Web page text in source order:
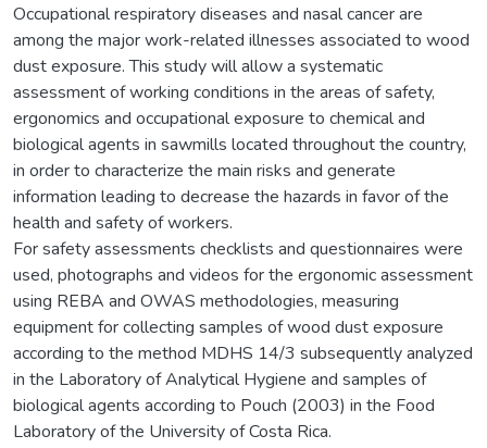
Occupational respiratory diseases and nasal cancer are
among the major work-related illnesses associated to wood
dust exposure. This study will allow a systematic
assessment of working conditions in the areas of safety,
ergonomics and occupational exposure to chemical and
biological agents in sawmills located throughout the country,
in order to characterize the main risks and generate
information leading to decrease the hazards in favor of the
health and safety of workers.
For safety assessments checklists and questionnaires were
used, photographs and videos for the ergonomic assessment
using REBA and OWAS methodologies, measuring
equipment for collecting samples of wood dust exposure
according to the method MDHS 14/3 subsequently analyzed
in the Laboratory of Analytical Hygiene and samples of
biological agents according to Pouch (2003) in the Food
Laboratory of the University of Costa Rica.